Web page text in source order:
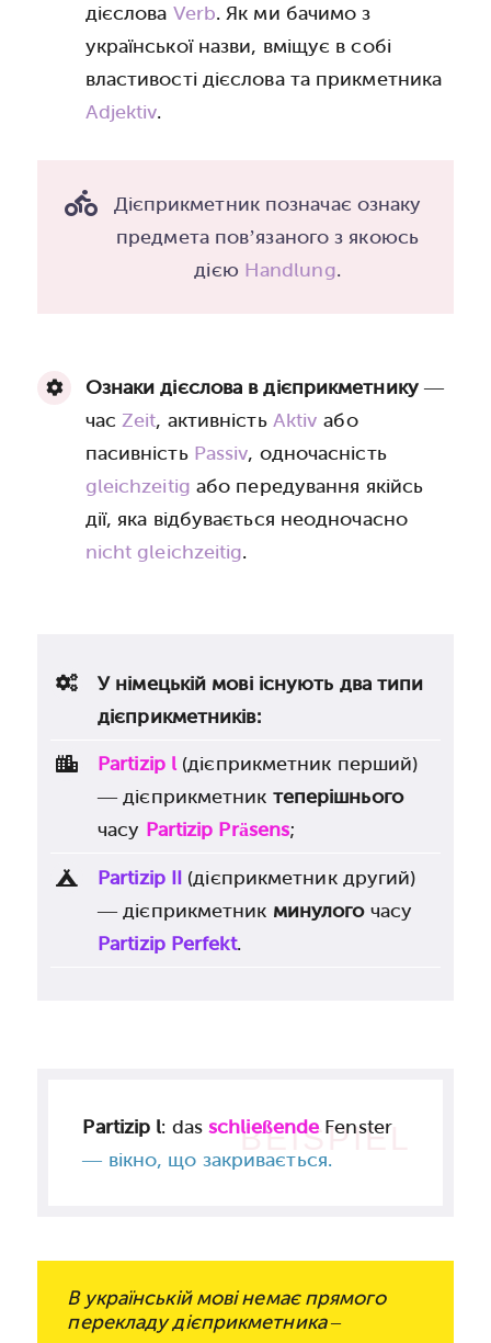
дієслова Verb. Як ми бачимо з
української назви, вміщує в собі
властивості дієслова та прикметника
Adjektiv.
Дієприкметник позначає ознаку
предмета пов’язаного з якоюсь
дією Handlung.
Ознаки дієслова в дієприкметнику—
часZeit, активність Aktiv або
пасивність Passiv, одночасність
gleichzeitig або передування якійсь
дії, яка відбувається неодночасно
nicht gleichzeitig.
У німецькій мові існують два типи
дієприкметників:
Partizip l (дієприкметник перший)
— дієприкметник теперішнього
часу Partizip Präsens;
Partizip II (дієприкметник другий)
— дієприкметник минулогочасу
Partizip Perfekt.
BEISPIEL
Partizip l: dasschließende Fenster
— вікно, що закривається.
В українській мові немає прямого
перекладу дієприкметника –